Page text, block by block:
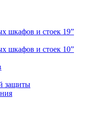
шкафов и стоек 19”
шкафов и стоек 10”
защиты